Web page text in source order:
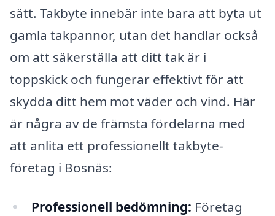
sätt. Takbyte innebär inte bara att byta ut
gamla takpannor, utan det handlar också
om att säkerställa att ditt tak är i
toppskick och fungerar effektivt för att
skydda ditt hem mot väder och vind. Här
är några av de främsta fördelarna med
att anlita ett professionellt takbyte-
företag i Bosnäs:
Professionell bedömning: Företag